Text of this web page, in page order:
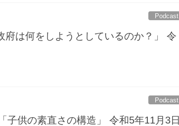
Podcast
府は何をしようとしているのか？」 令
Podcast
子供の素直さの構造」 令和5年11月3日